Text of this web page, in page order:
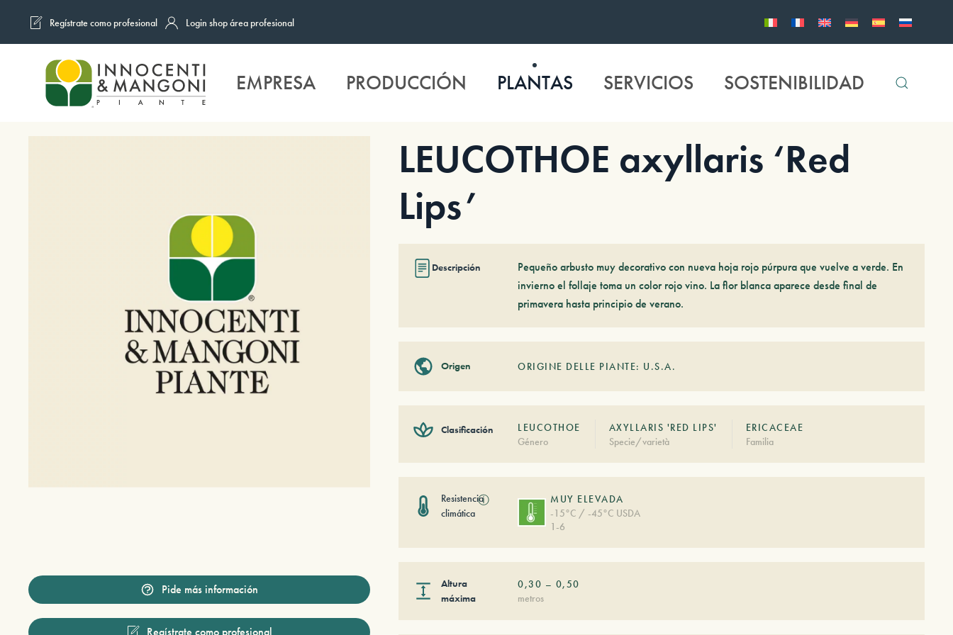
Skip to main content
Regístrate como profesional Login shop área profesional
EMPRESA PRODUCCIÓN PLANTAS SERVICIOS SOSTENIBILIDAD
Pide más información
Regístrate como profesional
LEUCOTHOE axyllaris ‘Red
Lips’
Descripción
Pequeño arbusto muy decorativo con nueva hoja rojo púrpura que vuelve a verde. En
invierno el follaje toma un color rojo vino. La flor blanca aparece desde final de
primavera hasta principio de verano.
Origen ORIGINE DELLE PIANTE: U.S.A.
Clasificación
LEUCOTHOE
Género
AXYLLARIS 'RED LIPS'
Specie/varietà
ERICACEAE
Familia
Resistencia
climática
ⓘ
MUY ELEVADA
-15°C / -45°C USDA
1-6
Altura
máxima
0,30 – 0,50
metros